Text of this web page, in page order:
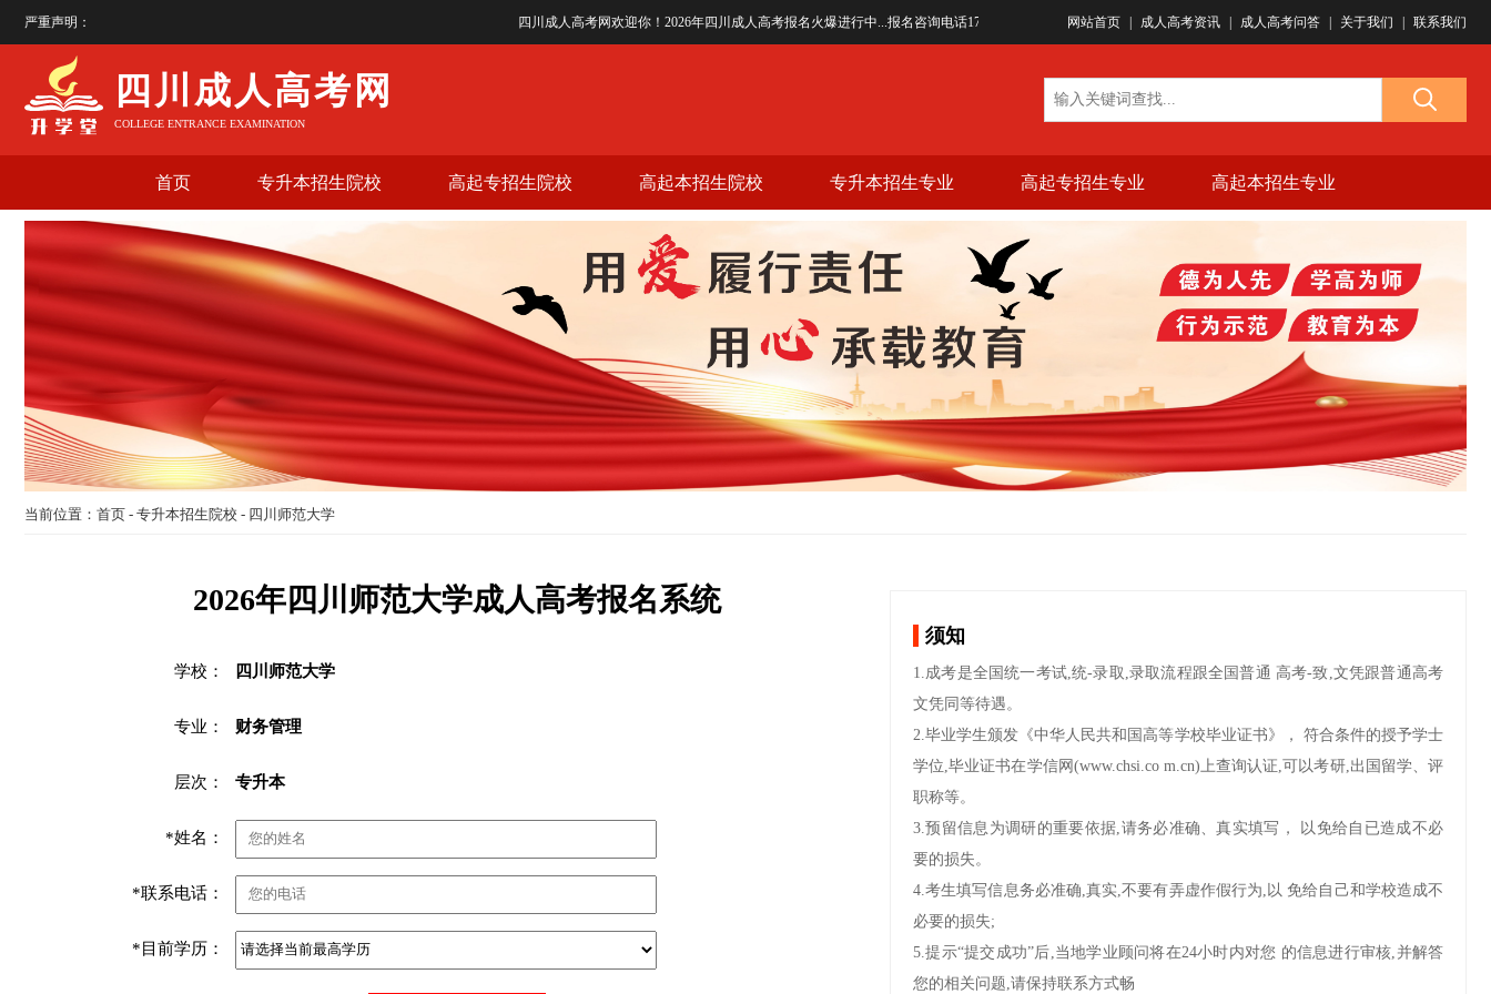
严重声明： 四川成人高考网欢迎你！2026年四川成人高考报名火爆进行中...报名咨询电话17608065237(微信同号)...网站首页 成人高考资讯 成人高考问答 关于我们 联系我们
四川成人高考网
COLLEGE ENTRANCE EXAMINATION
首页 专升本招生院校 高起专招生院校 高起本招生院校 专升本招生专业 高起专招生专业 高起本招生专业
当前位置： 首页 - 专升本招生院校 - 四川师范大学
2026年四川师范大学成人高考报名系统
学校： 四川师范大学
专业： 财务管理
层次： 专升本
*姓名：
*联系电话：
*目前学历：
须知
1.成考是全国统一考试,统-录取,录取流程跟全国普通 高考-致,文凭跟普通高考
文凭同等待遇。
2.毕业学生颁发《中华人民共和国高等学校毕业证书》， 符合条件的授予学士
学位,毕业证书在学信网(www.chsi.co m.cn)上查询认证,可以考研,出国留学、评
职称等。
3.预留信息为调研的重要依据,请务必准确、真实填写， 以免给自已造成不必
要的损失。
4.考生填写信息务必准确,真实,不要有弄虚作假行为,以 免给自己和学校造成不
必要的损失;
5.提示“提交成功”后,当地学业顾问将在24小时内对您 的信息进行审核,并解答
您的相关问题,请保持联系方式畅